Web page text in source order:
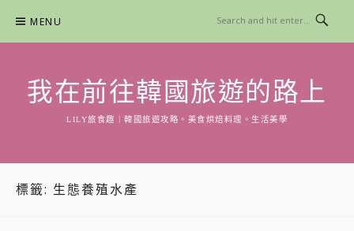
content
MENU
我在前往韓國旅遊的路上
LILY旅食趣｜韓國旅遊攻略。美食烘焙料理。生活美學
標籤: 生態養殖水產